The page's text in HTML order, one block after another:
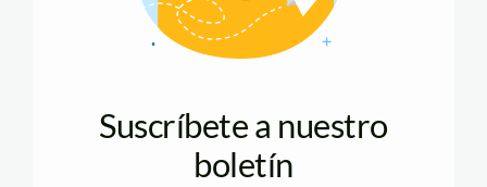
Suscríbete a nuestro
boletín